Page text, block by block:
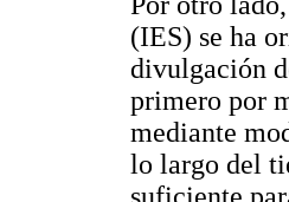
(IES) se ha
divulgación
primero por
mediante
lo largo del